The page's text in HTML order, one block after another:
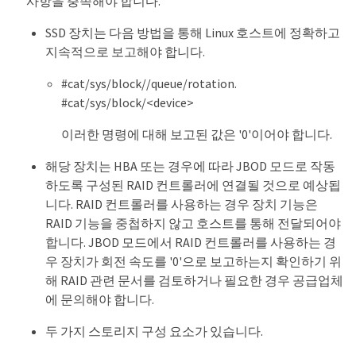
SSD 장치는 다음 방법을 통해 Linux 호스트에 정확하고
지속적으로 보고해야 합니다.
#cat/sys/block//queue/rotation.
#cat/sys/block/<device>
이러한 명령에 대해 보고된 값은 '0'이어야 합니다.
해당 장치는 HBA 또는 경우에 따라 JBOD 모드로 작동
하도록 구성된 RAID 컨트롤러에 연결될 것으로 예상됩
니다. RAID 컨트롤러를 사용하는 경우 장치 기능은
RAID 기능을 중첩하지 않고 호스트를 통해 전달되어야
합니다. JBOD 모드에서 RAID 컨트롤러를 사용하는 경
우 장치가 회전 속도를 '0'으로 보고하는지 확인하기 위
해 RAID 관련 문서를 검토하거나 필요한 경우 공급업체
에 문의해야 합니다.
두 가지 스토리지 구성 요소가 있습니다.